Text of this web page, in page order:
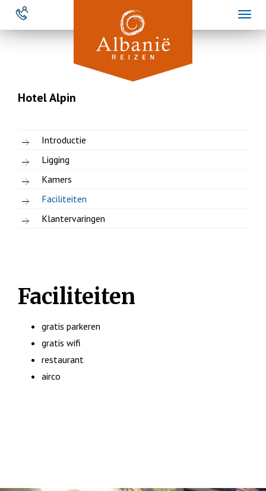
Overslaan
naar
Hotel Alpin
Introductie
Ligging
Kamers
Faciliteiten
Klantervaringen
Faciliteiten
gratis parkeren
gratis wifi
restaurant
airco